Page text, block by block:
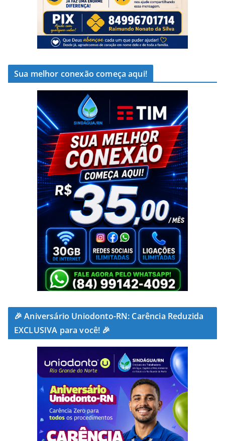
Sua melhor conexão começa aqui!
🎉 Aniversário Uniodonto-RN: Carência Reduzida
EXCLUSIVA para você! 🎉